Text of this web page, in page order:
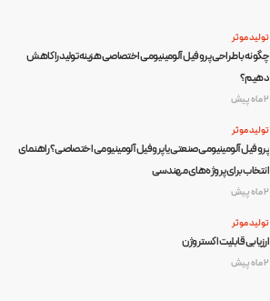
تولید موثر
چگونه با طراحی پروفیل آلومینیومی اختصاصی هزینه تولید را کاهش
دهیم؟
2 ماه پیش
تولید موثر
پروفیل آلومینیومی صنعتی یا پروفیل آلومینیومی اختصاصی؟ راهنمای
انتخاب برای پروژه‌های مهندسی
2 ماه پیش
تولید موثر
ارزیابی قابلیت اکستروژن
2 ماه پیش